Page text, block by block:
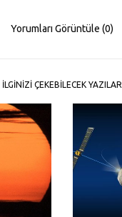
Yorumları Görüntüle (0)
İLGINIZI ÇEKEBILECEK YAZILAR